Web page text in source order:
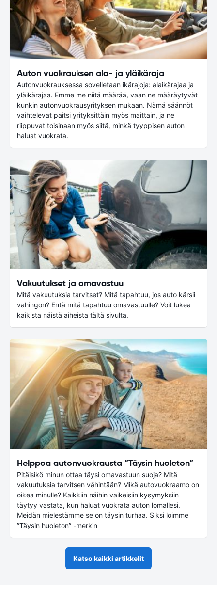
Auton vuokrauksen ala- ja yläikäraja
Autonvuokrauksessa sovelletaan ikärajoja: alaikärajaa ja
yläikärajaa. Emme me niitä määrää, vaan ne määräytyvät
kunkin autonvuokrausyrityksen mukaan. Nämä säännöt
vaihtelevat paitsi yrityksittäin myös maittain, ja ne
riippuvat toisinaan myös siitä, minkä tyyppisen auton
haluat vuokrata.
Vakuutukset ja omavastuu
Mitä vakuutuksia tarvitset? Mitä tapahtuu, jos auto kärsii
vahingon? Entä mitä tapahtuu omavastuulle? Voit lukea
kaikista näistä aiheista tältä sivulta.
Helppoa autonvuokrausta ”Täysin huoleton”
Pitäisikö minun ottaa täysi omavastuun suoja? Mitä
vakuutuksia tarvitsen vähintään? Mikä autovuokraamo on
oikea minulle? Kaikkiin näihin vaikeisiin kysymyksiin
täytyy vastata, kun haluat vuokrata auton lomallesi.
Meidän mielestämme se on täysin turhaa. Siksi loimme
”Täysin huoleton” -merkin
Katso kaikki artikkelit